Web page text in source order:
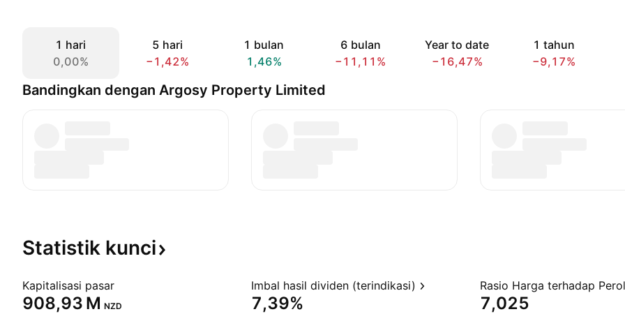
1 hari
0,00%
5 hari
−1,42%
1 bulan
1,46%
6 bulan
−11,11%
Year to date
−16,47%
1 tahun
−9,17%
Bandingkan dengan Argosy Property Limited
Statistik kunci
Kapitalisasi pasar
‪908,93 M‬ NZD
Imbal hasil dividen (terindikasi)
7,39% 7,025